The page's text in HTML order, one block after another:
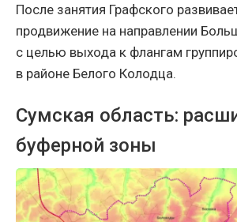
После занятия Графского
продвижение на направлении
с целью выхода к флангам
в районе Белого Колодца.
Сумская область:
буферной зоны